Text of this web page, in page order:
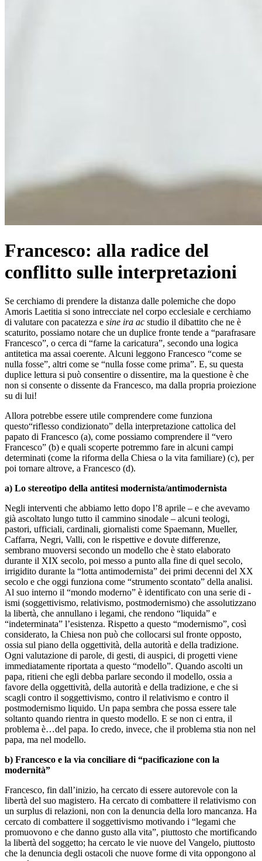
Francesco: alla radice del
conflitto sulle interpretazioni
Se cerchiamo di prendere la distanza dalle polemiche che dopo
Amoris Laetitia si sono intrecciate nel corpo ecclesiale e cerchiamo
di valutare con pacatezza e sine ira ac studio il dibattito che ne è
scaturito, possiamo notare che un duplice fronte tende a “parafrasare
Francesco”, o cerca di “farne la caricatura”, secondo una logica
antitetica ma assai coerente. Alcuni leggono Francesco “come se
nulla fosse”, altri come se “nulla fosse come prima”. E, su questa
duplice lettura si può consentire o dissentire, ma la questione è che
non si consente o dissente da Francesco, ma dalla propria proiezione
su di lui!
Allora potrebbe essere utile comprendere come funziona
questo“riflesso condizionato” della interpretazione cattolica del
papato di Francesco (a), come possiamo comprendere il “vero
Francesco” (b) e quali scoperte potremmo fare in alcuni campi
determinati (come la riforma della Chiesa o la vita familiare) (c), per
poi tornare altrove, a Francesco (d).
a) Lo stereotipo della antitesi modernista/antimodernista
Negli interventi che abbiamo letto dopo l’8 aprile – e che avevamo
già ascoltato lungo tutto il cammino sinodale – alcuni teologi,
pastori, ufficiali, cardinali, giornalisti come Spaemann, Mueller,
Caffarra, Negri, Valli, con le rispettive e dovute differenze,
sembrano muoversi secondo un modello che è stato elaborato
durante il XIX secolo, poi messo a punto alla fine di quel secolo,
irrigidito durante la “lotta antimodernista” dei primi decenni del XX
secolo e che oggi funziona come “strumento scontato” della analisi.
Al suo interno il “mondo moderno” è identificato con una serie di -
ismi (soggettivismo, relativismo, postmodernismo) che assolutizzano
la libertà, che annullano i legami, che rendono “liquida” e
“indeterminata” l’esistenza. Rispetto a questo “modernismo”, così
considerato, la Chiesa non può che collocarsi sul fronte opposto,
ossia sul piano della oggettività, della autorità e della tradizione.
Ogni valutazione di parole, di gesti, di auspici, di progetti viene
immediatamente riportata a questo “modello”. Quando ascolti un
papa, ritieni che egli debba parlare secondo il modello, ossia a
favore della oggettività, della autorità e della tradizione, e che si
scagli contro il soggettivismo, contro il relativismo e contro il
postmodernismo liquido. Un papa sembra che possa essere tale
soltanto quando rientra in questo modello. E se non ci entra, il
problema è…del papa. Io credo, invece, che il problema stia non nel
papa, ma nel modello.
b) Francesco e la via conciliare di “pacificazione con la
modernità”
Francesco, fin dall’inizio, ha cercato di essere autorevole con la
libertà del suo magistero. Ha cercato di combattere il relativismo con
un surplus di relazioni, non con la denuncia della loro mancanza. Ha
cercato di combattere il soggettivismo motivando i “legami che
promuovono e che danno gusto alla vita”, piuttosto che mortificando
la libertà del soggetto; ha cercato le vie nuove del Vangelo, piuttosto
che la denuncia degli ostacoli che nuove forme di vita oppongono al